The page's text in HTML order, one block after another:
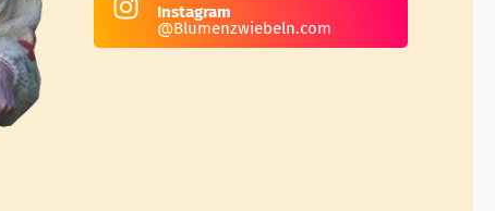
Instagram
@Blumenzwiebeln.com